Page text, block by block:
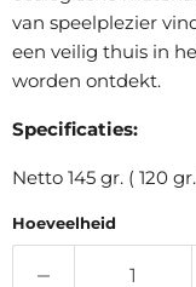
van speelplezier
een veilig thuis in
worden ontdekt.
Specificaties:
Netto 145 gr. ( 120
Hoeveelheid